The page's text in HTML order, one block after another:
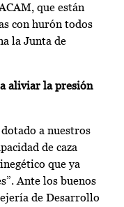
que están
con hurón todos
la Junta de
aliviar la presión
a nuestros
de caza
que ya
Ante los buenos
de Desarrollo